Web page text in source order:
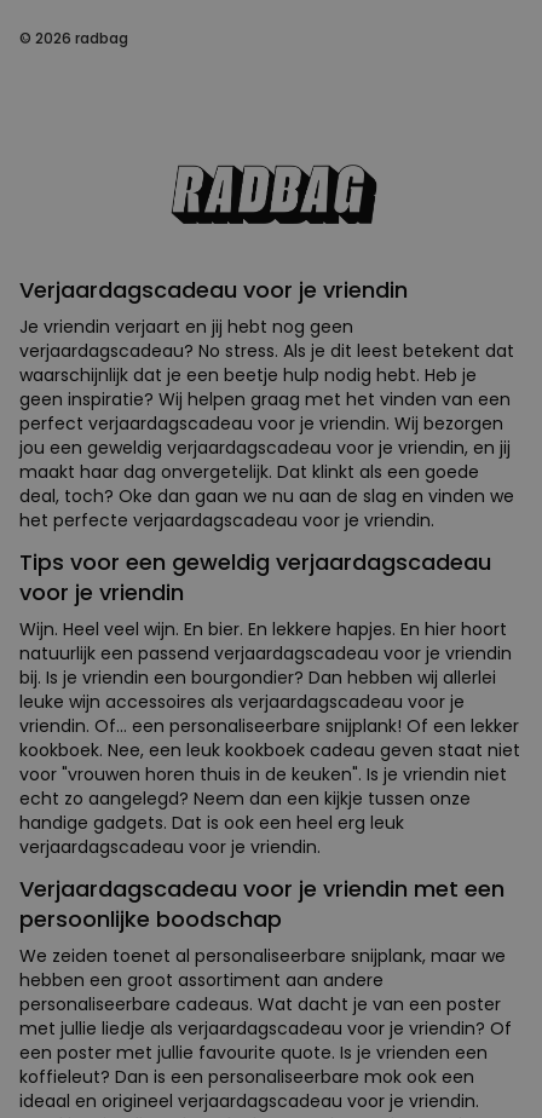
© 2026 radbag
Verjaardagscadeau voor je vriendin
Je vriendin verjaart en jij hebt nog geen
verjaardagscadeau? No stress. Als je dit leest betekent dat
waarschijnlijk dat je een beetje hulp nodig hebt. Heb je
geen inspiratie? Wij helpen graag met het vinden van een
perfect verjaardagscadeau voor je vriendin. Wij bezorgen
jou een geweldig verjaardagscadeau voor je vriendin, en jij
maakt haar dag onvergetelijk. Dat klinkt als een goede
deal, toch? Oke dan gaan we nu aan de slag en vinden we
het perfecte verjaardagscadeau voor je vriendin.
Tips voor een geweldig verjaardagscadeau
voor je vriendin
Wijn. Heel veel wijn. En bier. En lekkere hapjes. En hier hoort
natuurlijk een passend verjaardagscadeau voor je vriendin
bij. Is je vriendin een bourgondier? Dan hebben wij allerlei
leuke wijn accessoires als verjaardagscadeau voor je
vriendin. Of... een personaliseerbare snijplank! Of een lekker
kookboek. Nee, een leuk kookboek cadeau geven staat niet
voor "vrouwen horen thuis in de keuken". Is je vriendin niet
echt zo aangelegd? Neem dan een kijkje tussen onze
handige gadgets. Dat is ook een heel erg leuk
verjaardagscadeau voor je vriendin.
Verjaardagscadeau voor je vriendin met een
persoonlijke boodschap
We zeiden toenet al personaliseerbare snijplank, maar we
hebben een groot assortiment aan andere
personaliseerbare cadeaus. Wat dacht je van een poster
met jullie liedje als verjaardagscadeau voor je vriendin? Of
een poster met jullie favourite quote. Is je vrienden een
koffieleut? Dan is een personaliseerbare mok ook een
ideaal en origineel verjaardagscadeau voor je vriendin.